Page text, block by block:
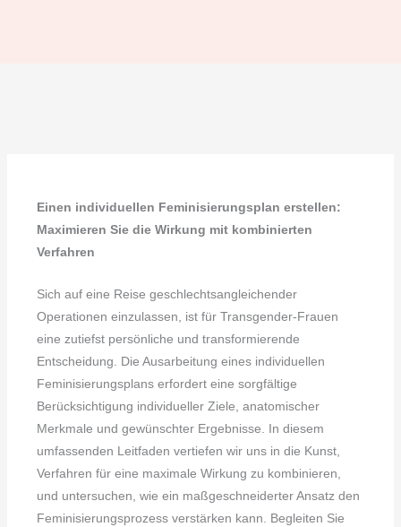
Einen individuellen Feminisierungsplan erstellen:
Maximieren Sie die Wirkung mit kombinierten
Verfahren
Sich auf eine Reise geschlechtsangleichender
Operationen einzulassen, ist für Transgender-Frauen
eine zutiefst persönliche und transformierende
Entscheidung. Die Ausarbeitung eines individuellen
Feminisierungsplans erfordert eine sorgfältige
Berücksichtigung individueller Ziele, anatomischer
Merkmale und gewünschter Ergebnisse. In diesem
umfassenden Leitfaden vertiefen wir uns in die Kunst,
Verfahren für eine maximale Wirkung zu kombinieren,
und untersuchen, wie ein maßgeschneiderter Ansatz den
Feminisierungsprozess verstärken kann. Begleiten Sie